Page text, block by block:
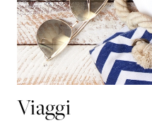
Viaggi